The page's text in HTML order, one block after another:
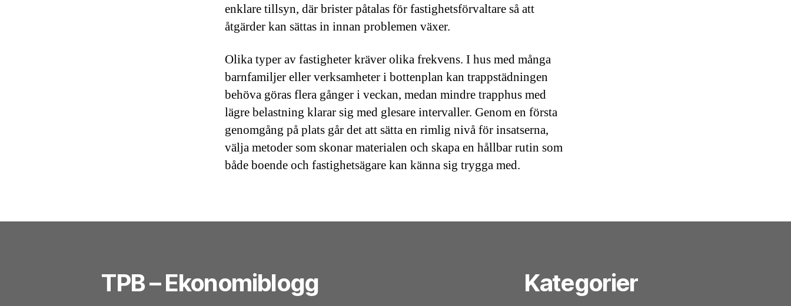
enklare tillsyn, där brister påtalas för fastighetsförvaltare så att
åtgärder kan sättas in innan problemen växer.
Olika typer av fastigheter kräver olika frekvens. I hus med många
barnfamiljer eller verksamheter i bottenplan kan trappstädningen
behöva göras flera gånger i veckan, medan mindre trapphus med
lägre belastning klarar sig med glesare intervaller. Genom en första
genomgång på plats går det att sätta en rimlig nivå för insatserna,
välja metoder som skonar materialen och skapa en hållbar rutin som
både boende och fastighetsägare kan känna sig trygga med.
TPB – Ekonomiblogg Kategorier